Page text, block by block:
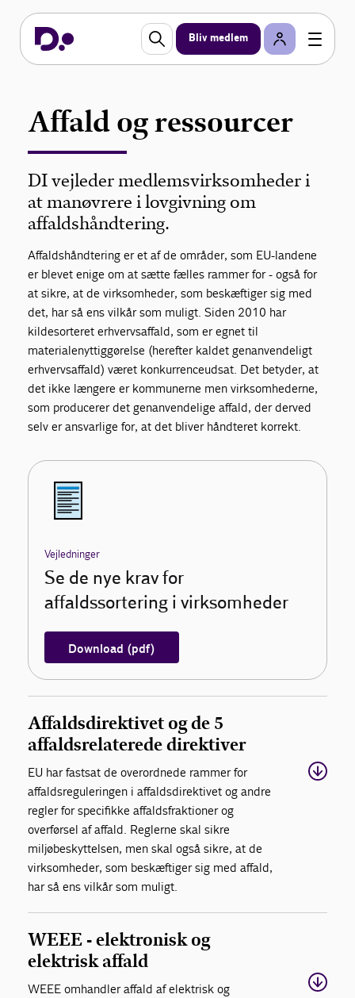
Bliv medlem
Affald og ressourcer
DI vejleder medlemsvirksomheder i
at manøvrere i lovgivning om
affaldshåndtering.
Affaldshåndtering er et af de områder, som EU-landene
er blevet enige om at sætte fælles rammer for - også for
at sikre, at de virksomheder, som beskæftiger sig med
det, har så ens vilkår som muligt. Siden 2010 har
kildesorteret erhvervsaffald, som er egnet til
materialenyttiggørelse (herefter kaldet genanvendeligt
erhvervsaffald) været konkurrenceudsat. Det betyder, at
det ikke længere er kommunerne men virksomhederne,
som producerer det genanvendelige affald, der derved
selv er ansvarlige for, at det bliver håndteret korrekt.
Vejledninger
Se de nye krav for
affaldssortering i virksomheder
Download (pdf)
Affaldsdirektivet og de 5
affaldsrelaterede direktiver
EU har fastsat de overordnede rammer for
affaldsreguleringen i affaldsdirektivet og andre
regler for specifikke affaldsfraktioner og
overførsel af affald. Reglerne skal sikre
miljøbeskyttelsen, men skal også sikre, at de
virksomheder, som beskæftiger sig med affald,
har så ens vilkår som muligt.
WEEE - elektronisk og
elektrisk affald
WEEE omhandler affald af elektrisk og